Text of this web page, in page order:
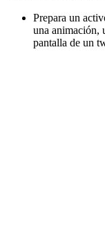
Prepara un
una animación,
pantalla de un